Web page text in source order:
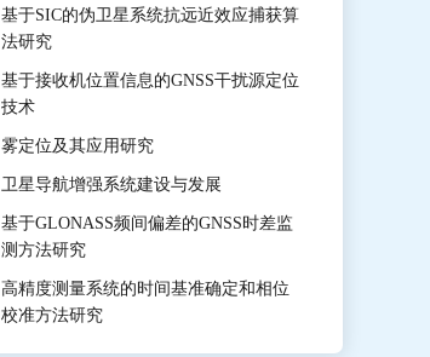
基于SIC的伪卫星系统抗远近效应捕获算
法研究
基于接收机位置信息的GNSS干扰源定位
技术
雾定位及其应用研究
卫星导航增强系统建设与发展
基于GLONASS频间偏差的GNSS时差监
测方法研究
高精度测量系统的时间基准确定和相位
校准方法研究